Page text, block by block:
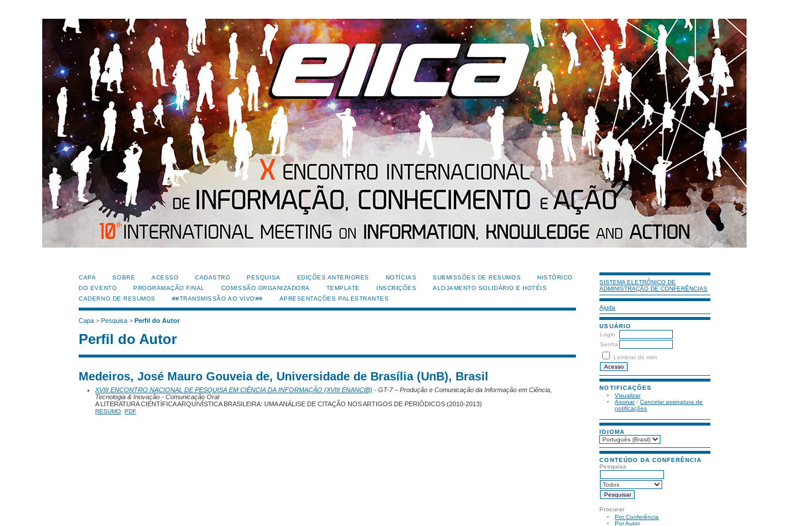
SISTEMA ELETRÔNICO DE
ADMINISTRAÇÃO DE CONFERÊNCIAS
Ajuda
USUÁRIO
Login
Senha
Lembrar de mim
NOTIFICAÇÕES
Visualizar
Assinar/Cancelar assinatura de
notificações
IDIOMA
CONTEÚDO DA CONFERÊNCIA
Pesquisa
Procurar
Por Conferência
Por Autor
CAPA SOBRE ACESSO CADASTRO PESQUISA EDIÇÕES ANTERIORES NOTÍCIAS SUBMISSÕES DE RESUMOS
HISTÓRICO
DO EVENTO
PROGRAMAÇÃO FINAL COMISSÃO ORGANIZADORA TEMPLATE INSCRIÇÕES
ALOJAMENTO SOLIDÁRIO E HOTÉIS
CADERNO DE RESUMOS
##TRANSMISSÃO AO VIVO## APRESENTAÇÕES PALESTRANTES
Capa >Pesquisa >Perfil do Autor
Perfil do Autor
Medeiros, José Mauro Gouveia de, Universidade de Brasília (UnB), Brasil
XVIII ENCONTRO NACIONAL DE PESQUISA EM CIÊNCIA DA INFORMAÇÃO (XVIII ENANCIB) - GT-7 – Produção e Comunicação da Informação em Ciência,
Tecnologia & Inovação - Comunicação Oral
A LITERATURA CIENTÍFICA ARQUIVÍSTICA BRASILEIRA: UMA ANÁLISE DE CITAÇÃO NOS ARTIGOS DE PERIÓDICOS (2010-2013)
RESUMO PDF